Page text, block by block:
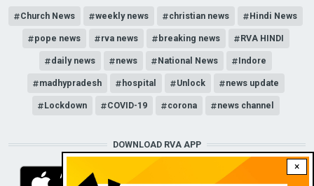
×
Church News weekly news christian news Hindi News
pope news rva news breaking news RVA HINDI
daily news news National News Indore
madhypradesh hospital Unlock news update
Lockdown COVID-19 corona news channel
DOWNLOAD RVA APP